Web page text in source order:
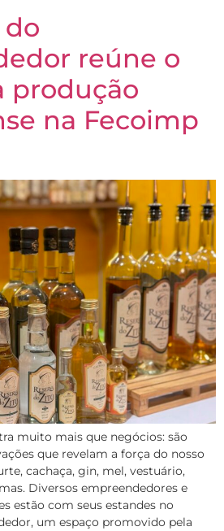
reúne o
produção
na Fecoimp
muito mais que negócios: são
que revelam a força do nosso
cachaça, gin, mel, vestuário,
Diversos empreendedores e
estão com seus estandes no
um espaço promovido pela